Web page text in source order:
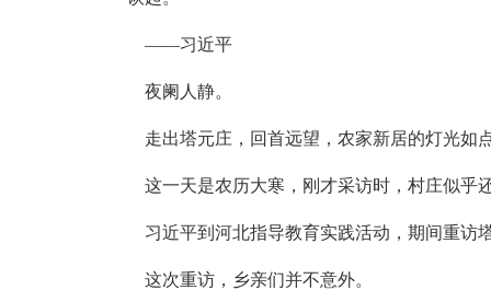
——习近平
夜阑人静。
走出塔元庄，回首远望，农家新居的灯光如
这一天是农历大寒，刚才采访时，村庄似乎
习近平到河北指导教育实践活动，期间重访
这次重访，乡亲们并不意外。